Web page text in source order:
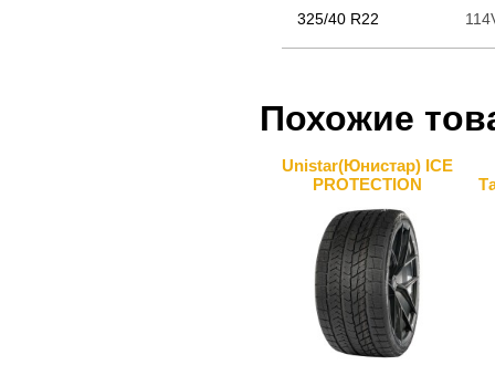
325/40 R22
Похожие
Unistar(Юнистар) ICE
PROTECTION